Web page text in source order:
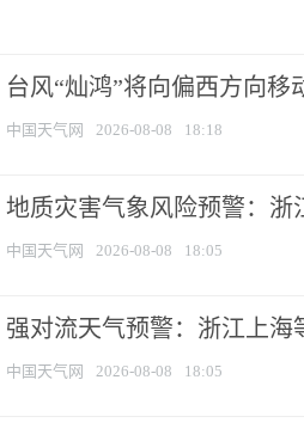
台风“灿鸿”将向偏西方向移
中国天气网 2026-08-08 18:18
地质灾害气象风险预警：
中国天气网 2026-08-08 18:05
强对流天气预警：浙江上海
中国天气网 2026-08-08 18:05